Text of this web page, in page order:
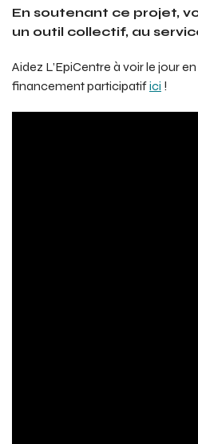
En soutenant ce projet,
un outil collectif, au
Aidez L’EpiCentre à voir le jour
financement participatifici !